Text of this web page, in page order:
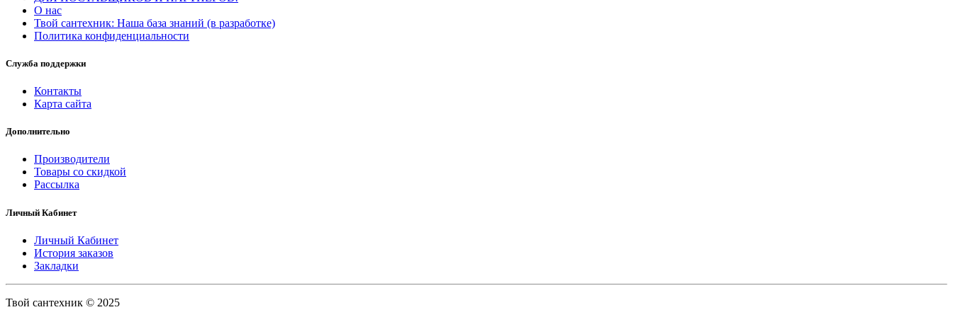
О нас
Твой сантехник: Наша база знаний (в разработке)
Политика конфиденциальности
Служба поддержки
Контакты
Карта сайта
Дополнительно
Производители
Товары со скидкой
Рассылка
Личный Кабинет
Личный Кабинет
История заказов
Закладки
Твой сантехник © 2025